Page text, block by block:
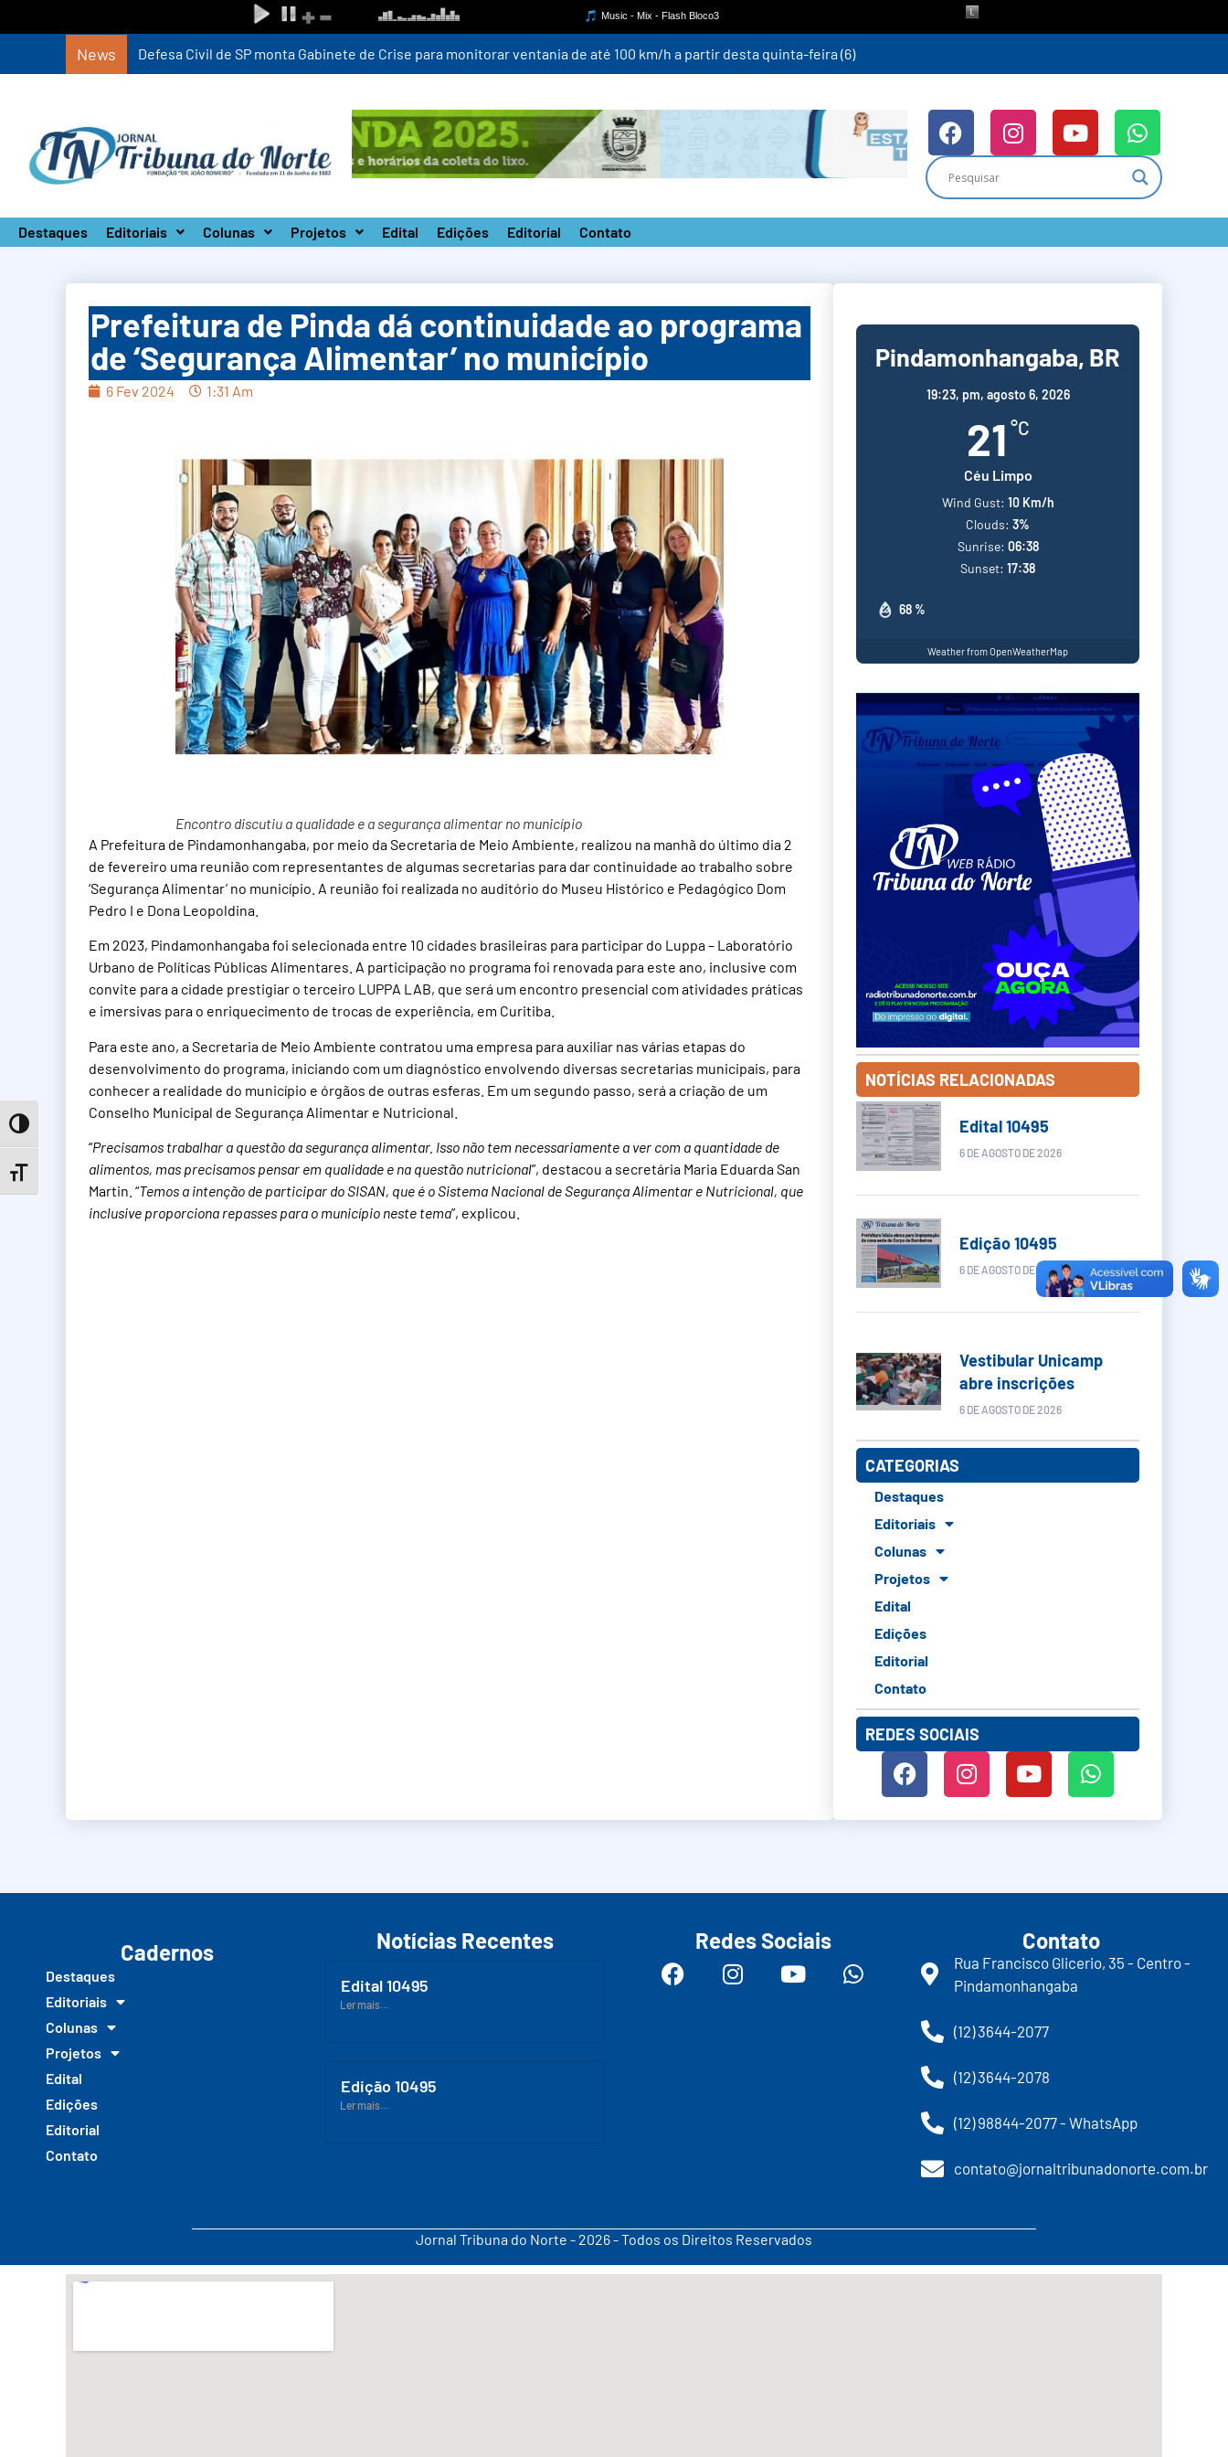
Toggle High Contrast
Toggle Font size
News Defesa Civil de SP monta Gabinete de Crise para monitorar ventania de até 100 km/h a partir desta quinta-feira (6)
Destaques Editoriais Colunas Projetos Edital Edições Editorial Contato
Prefeitura de Pinda dá continuidade ao programa
de ‘Segurança Alimentar’ no município
6 Fev 2024 1:31 Am
Encontro discutiu a qualidade e a segurança alimentar no município
A Prefeitura de Pindamonhangaba, por meio da Secretaria de Meio Ambiente, realizou na manhã do último dia 2
de fevereiro uma reunião com representantes de algumas secretarias para dar continuidade ao trabalho sobre
‘Segurança Alimentar’ no município. A reunião foi realizada no auditório do Museu Histórico e Pedagógico Dom
Pedro I e Dona Leopoldina.
Em 2023, Pindamonhangaba foi selecionada entre 10 cidades brasileiras para participar do Luppa – Laboratório
Urbano de Políticas Públicas Alimentares. A participação no programa foi renovada para este ano, inclusive com
convite para a cidade prestigiar o terceiro LUPPA LAB, que será um encontro presencial com atividades práticas
e imersivas para o enriquecimento de trocas de experiência, em Curitiba.
Para este ano, a Secretaria de Meio Ambiente contratou uma empresa para auxiliar nas várias etapas do
desenvolvimento do programa, iniciando com um diagnóstico envolvendo diversas secretarias municipais, para
conhecer a realidade do município e órgãos de outras esferas. Em um segundo passo, será a criação de um
Conselho Municipal de Segurança Alimentar e Nutricional.
“Precisamos trabalhar a questão da segurança alimentar. Isso não tem necessariamente a ver com a quantidade de
alimentos, mas precisamos pensar em qualidade e na questão nutricional”, destacou a secretária Maria Eduarda San
Martin. “Temos a intenção de participar do SISAN, que é o Sistema Nacional de Segurança Alimentar e Nutricional, que
inclusive proporciona repasses para o município neste tema”, explicou.
Pindamonhangaba, BR
19:23, pm, agosto 6, 2026
21 °C
Céu Limpo
68 %
Wind Gust: 10 Km/h
Clouds: 3%
Sunrise: 06:38
Sunset: 17:38
Weather from OpenWeatherMap
NOTÍCIAS RELACIONADAS
Edital 10495
6 DE AGOSTO DE 2026
Edição 10495
6 DE AGOSTO DE 2026
Vestibular Unicamp
abre inscrições
6 DE AGOSTO DE 2026
CATEGORIAS
Destaques
Editoriais
Colunas
Projetos
Edital
Edições
Editorial
Contato
REDES SOCIAIS
Cadernos
Destaques
Editoriais
Colunas
Projetos
Edital
Edições
Editorial
Contato
Notícias Recentes
Edital 10495
Ler mais...
Edição 10495
Ler mais...
Redes Sociais Contato
Rua Francisco Glicerio, 35 - Centro -
Pindamonhangaba
(12) 3644-2077
(12) 3644-2078
(12) 98844-2077 - WhatsApp
contato@jornaltribunadonorte.com.br
Jornal Tribuna do Norte - 2026 - Todos os Direitos Reservados